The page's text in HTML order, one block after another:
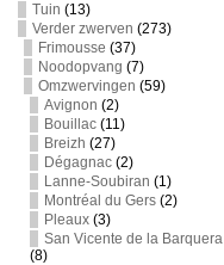
Tuin (13)
Verder zwerven (273)
Frimousse (37)
Noodopvang (7)
Omzwervingen (59)
Avignon (2)
Bouillac(11)
Breizh (27)
Dégagnac(2)
Lanne-Soubiran (1)
Montréal du Gers(2)
Pleaux(3)
San Vicente de la Barquera
(8)